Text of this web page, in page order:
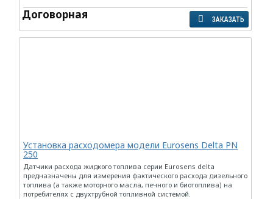
Договорная ЗАКАЗАТЬ
Установка расходомера модели Eurosens Delta PN
250
Датчики расхода жидкого топлива серии Eurosens delta
предназначены для измерения фактического расхода дизельного
топлива (а также моторного масла, печного и биотоплива) на
потребителях с двухтрубной топливной системой.